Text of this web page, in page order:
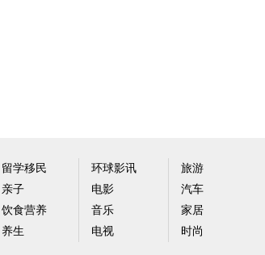
留学移民
亲子
饮食营养
养生
环球影讯
电影
音乐
电视
旅游
汽车
家居
时尚